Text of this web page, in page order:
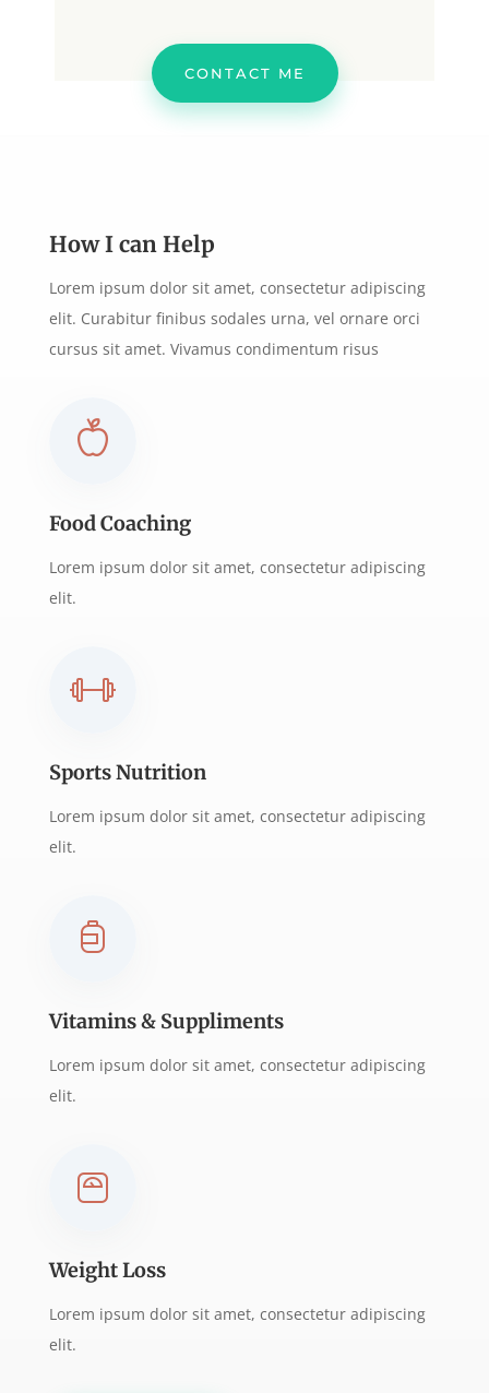
CONTACT ME
How I can Help
Lorem ipsum dolor sit amet, consectetur adipiscing
elit. Curabitur finibus sodales urna, vel ornare orci
cursus sit amet. Vivamus condimentum risus
Food Coaching
Lorem ipsum dolor sit amet, consectetur adipiscing
elit.
Sports Nutrition
Lorem ipsum dolor sit amet, consectetur adipiscing
elit.
Vitamins & Suppliments
Lorem ipsum dolor sit amet, consectetur adipiscing
elit.
Weight Loss
Lorem ipsum dolor sit amet, consectetur adipiscing
elit.